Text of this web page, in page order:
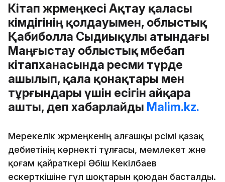
Кітап жәрмеңкесі Ақтау қаласы
әкімдігінің қолдауымен, облыстық
Қабиболла Сыдиықұлы атындағы
Маңғыстау облыстық әмбебап
кітапханасында ресми түрде
ашылып, қала қонақтары мен
тұрғындары үшін есігін айқара
ашты, деп хабарлайды Malim.kz.
Мерекелік жәрмеңкенің алғашқы рәсімі қазақ
әдебиетінің көрнекті тұлғасы, мемлекет және
қоғам қайраткері Әбіш Кекілбаев
ескерткішіне гүл шоқтарын қоюдан басталды.